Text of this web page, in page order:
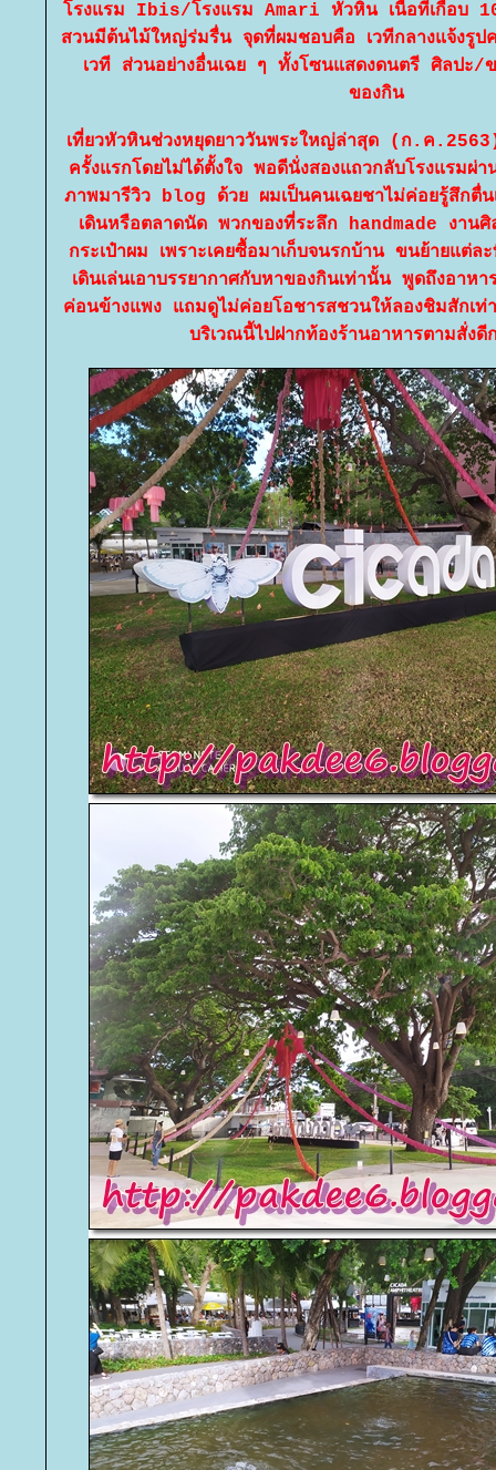
รงแรม Ibis/โรงแรม Amari หัวหิน เนื้อที่เกือบ 10
สวนมีต้นไม้ใหญ่ร่มรื่น จุดที่ผมชอบคือ เวทีกลางแจ้งรูป
เวที ส่วนอย่างอื่นเฉย ๆ ทั้งโซนแสดงดนตรี ศิลปะ/
ของกิน
เที่ยวหัวหินช่วงหยุดยาววันพระใหญ่ล่าสุด (ก.ค
ครั้งแรกโดยไม่ได้ตั้งใจ พอดีนั่งสองแถวกลับโรงแรมผ่า
ภาพมารีวิว blog ด้วย ผมเป็นคนเฉยชาไม่ค่อยรู้สึกตื่น
เดินหรือตลาดนัด พวกของที่ระลึก handmade งานศิ
กระเป๋าผม เพราะเคยซื้อมาเก็บจนรกบ้าน ขนย้ายแต่ล
เดินเล่นเอาบรรยากาศกับหาของกินเท่านั้น พูดถึงอาห
ค่อนข้างแพง แถมดูไม่ค่อยโอชารสชวนให้ลองชิมสักเท่
บริเวณนี้ไปฝากท้องร้านอาหารตามสั่ง